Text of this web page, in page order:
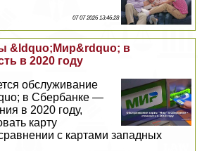
07 07 2026 13:46:28
&ldquo;Мир&rdquo; в
в 2020 году
обслуживание
в Сбербанке —
в 2020 году,
карту
с картами западных